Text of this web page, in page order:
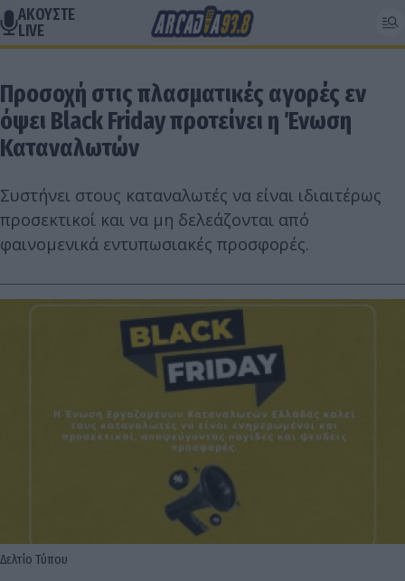
ΑΚΟΥΣΤΕ
LIVE
Προσοχή στις πλασματικές αγορές εν
όψει Black Friday προτείνει η Ένωση
Καταναλωτών
Συστήνει στους καταναλωτές να είναι ιδιαιτέρως
προσεκτικοί και να μη δελεάζονται από
φαινομενικά εντυπωσιακές προσφορές.
Δελτίο Τύπου